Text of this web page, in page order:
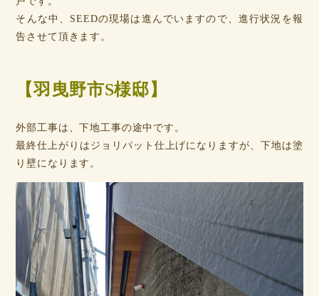
そんな中、SEEDの現場は進んでいますので、進行状況を報
告させて頂きます。
【羽曳野市S様邸】
外部工事は、下地工事の途中です。
最終仕上がりはジョリパット仕上げになりますが、下地は塗
り壁になります。